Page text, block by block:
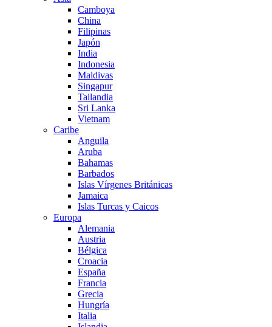
Camboya
China
Filipinas
Japón
India
Indonesia
Maldivas
Singapur
Tailandia
Sri Lanka
Vietnam
Caribe
Anguila
Aruba
Bahamas
Barbados
Islas Vírgenes Británicas
Jamaica
Islas Turcas y Caicos
Europa
Alemania
Austria
Bélgica
Croacia
España
Francia
Grecia
Hungría
Italia